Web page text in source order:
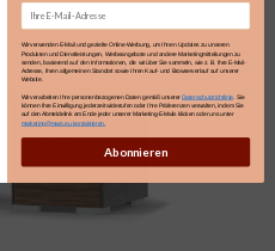
Email
Wir verwenden E-Mail und gezielte Online-Werbung, um Ihnen Updates zu unseren
Produkten und Dienstleistungen, Werbeangebote und andere Marketingmitteilungen zu
senden, basierend auf den Informationen, die wir über Sie sammeln, wie z. B. Ihre E-Mail-
Adresse, Ihren allgemeinen Standort sowie Ihren Kauf- und Browserverlauf auf unserer
Website.
Wir verarbeiten Ihre personenbezogenen Daten gemäß unsererDatenschutzrichtlinie . Sie
können Ihre Einwilligung jederzeit widerrufen oder Ihre Präferenzen verwalten, indem Sie
auf den Abmeldelink am Ende jeder unserer Marketing-E-Mails klicken oder uns unter
marketing@maro.eu kontaktieren.
Abonnieren